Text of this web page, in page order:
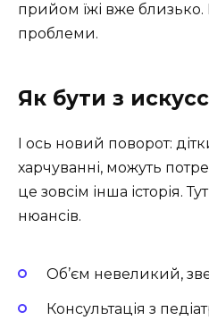
прийом їжі вже близько.
проблеми.
Як бути з
І ось новий поворот:
харчуванні, можуть
це зовсім інша історія.
нюансів.
Об’єм невеликий,
Консультація з